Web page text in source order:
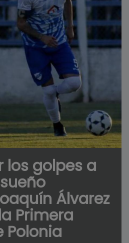
los golpes a
Álvarez
Primera
Polonia